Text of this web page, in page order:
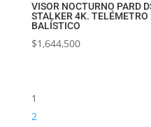
VISOR NOCTURNO PARD
STALKER 4K. TELÉMETRO
BALÍSTICO
$1,644,500
1
2